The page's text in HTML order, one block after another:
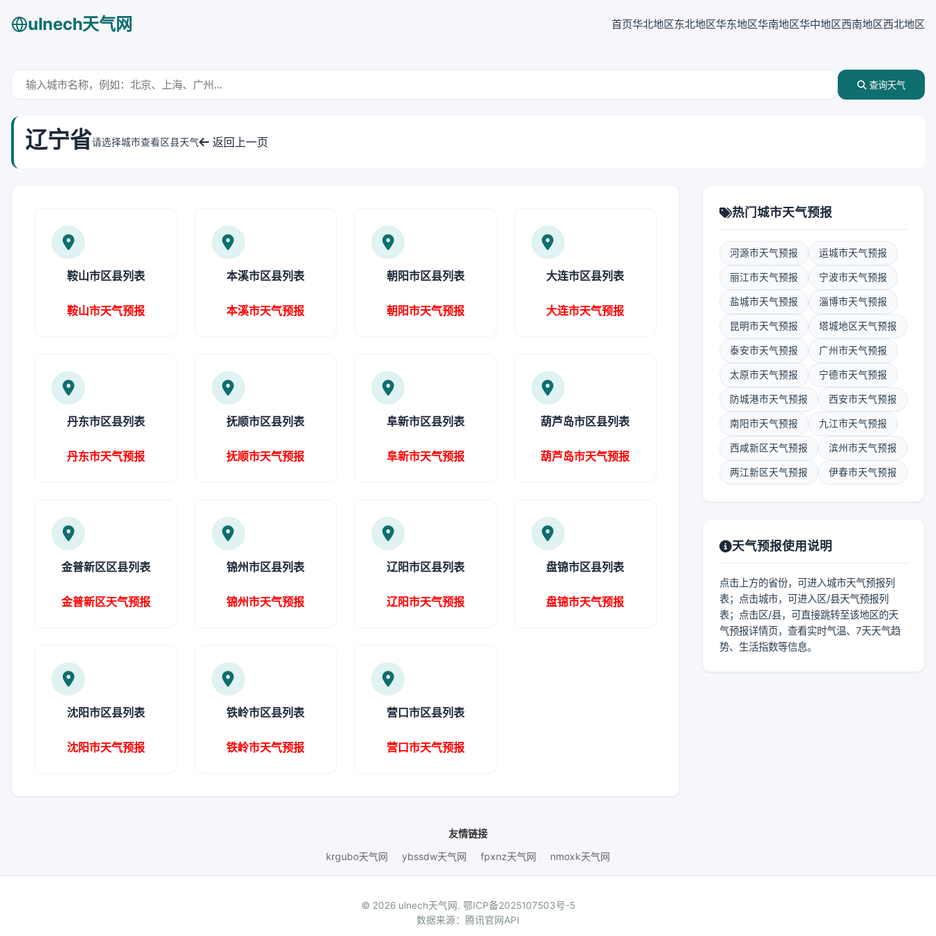
ulnech天气网 首页华北地区东北地区华东地区华南地区华中地区西南地区西北地区
查询天气
辽宁省请选择城市查看区县天气 返回上一页
鞍山市区县列表
鞍山市天气预报
本溪市区县列表
本溪市天气预报
朝阳市区县列表
朝阳市天气预报
大连市区县列表
大连市天气预报
丹东市区县列表
丹东市天气预报
抚顺市区县列表
抚顺市天气预报
阜新市区县列表
阜新市天气预报
葫芦岛市区县列表
葫芦岛市天气预报
金普新区区县列表
金普新区天气预报
锦州市区县列表
锦州市天气预报
辽阳市区县列表
辽阳市天气预报
盘锦市区县列表
盘锦市天气预报
沈阳市区县列表
沈阳市天气预报
铁岭市区县列表
铁岭市天气预报
营口市区县列表
营口市天气预报
热门城市天气预报
河源市天气预报 运城市天气预报
丽江市天气预报 宁波市天气预报
盐城市天气预报 淄博市天气预报
昆明市天气预报 塔城地区天气预报
泰安市天气预报 广州市天气预报
太原市天气预报 宁德市天气预报
防城港市天气预报 西安市天气预报
南阳市天气预报 九江市天气预报
西咸新区天气预报 滨州市天气预报
两江新区天气预报 伊春市天气预报
天气预报使用说明
点击上方的省份，可进入城市天气预报列
表；点击城市，可进入区/县天气预报列
表；点击区/县，可直接跳转至该地区的天
气预报详情页，查看实时气温、7天天气趋
势、生活指数等信息。
友情链接
krgubo天气网
ybssdw天气网 fpxnz天气网 nmoxk天气网
© 2026 ulnech天气网. 鄂ICP备2025107503号-5
数据来源：腾讯官网API